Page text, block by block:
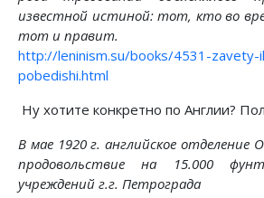
известной истиной: тот, кто во
тот и правит.
http://leninism.su/books/4531-zavety-
pobedishi.html
Ну хотите конкретно по Англии?
В мае 1920 г. английское отделение
продовольствие на 15.000
учреждений г.г. Петрограда